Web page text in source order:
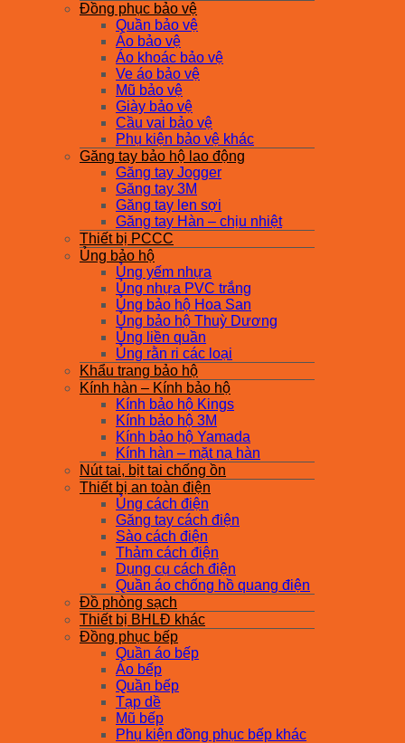
Đồng phục bảo vệ
Quần bảo vệ
Áo bảo vệ
Áo khoác bảo vệ
Ve áo bảo vệ
Mũ bảo vệ
Giày bảo vệ
Cầu vai bảo vệ
Phụ kiện bảo vệ khác
Găng tay bảo hộ lao động
Găng tay Jogger
Găng tay 3M
Găng tay len sợi
Găng tay Hàn – chịu nhiệt
Thiết bị PCCC
Ủng bảo hộ
Ủng yếm nhựa
Ủng nhựa PVC trắng
Ủng bảo hộ Hoa San
Ủng bảo hộ Thuỳ Dương
Ủng liền quần
Ủng rằn ri các loại
Khẩu trang bảo hộ
Kính hàn – Kính bảo hộ
Kính bảo hộ Kings
Kính bảo hộ 3M
Kính bảo hộ Yamada
Kính hàn – mặt nạ hàn
Nút tai, bịt tai chống ồn
Thiết bị an toàn điện
Ủng cách điện
Găng tay cách điện
Sào cách điện
Thảm cách điện
Dụng cụ cách điện
Quần áo chống hồ quang điện
Đồ phòng sạch
Thiết bị BHLĐ khác
Đồng phục bếp
Quần áo bếp
Áo bếp
Quần bếp
Tạp dề
Mũ bếp
Phụ kiện đồng phục bếp khác